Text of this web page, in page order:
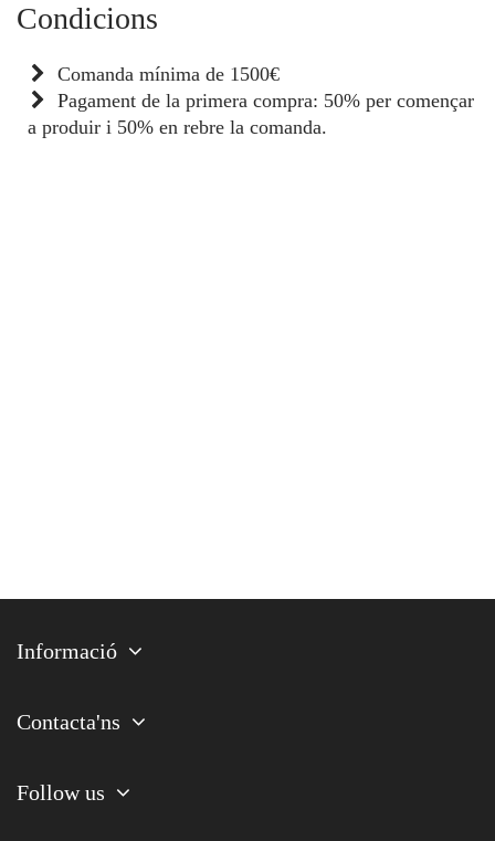
Condicions
Comanda mínima de 1500€
Pagament de la primera compra: 50% per començar
a produir i 50% en rebre la comanda.
Informació
Contacta'ns
Follow us